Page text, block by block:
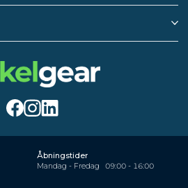
Åbningstider
Mandag - Fredag
09:00 - 16:00